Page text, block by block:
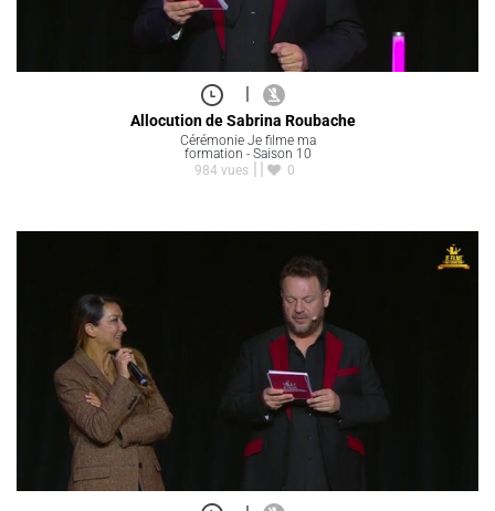
|
Allocution de Sabrina Roubache
Cérémonie Je filme ma
formation - Saison 10
984 vues
0